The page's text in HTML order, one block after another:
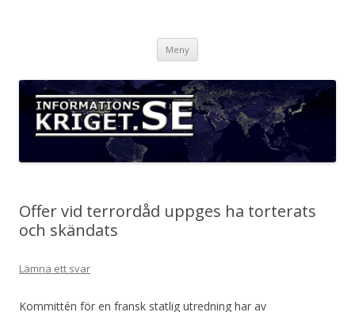
Meny
Offer vid terrordåd uppges ha torterats
och skändats
Lämna ett svar
Kommittén för en fransk statlig utredning har av